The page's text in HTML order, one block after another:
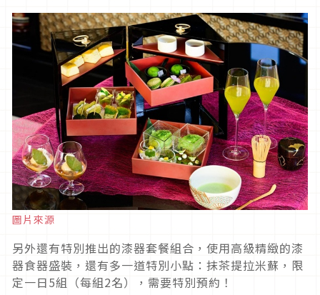
圖片來源
另外還有特別推出的漆器套餐組合，使用高級精緻的漆
器食器盛裝，還有多一道特別小點：抹茶提拉米蘇，限
定一日5組（每組2名），需要特別預約！